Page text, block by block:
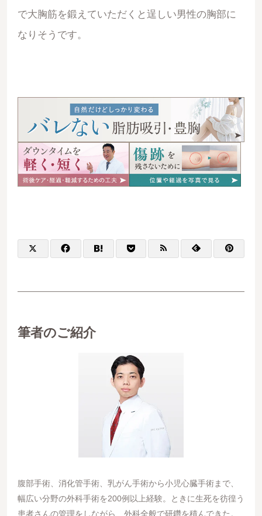
で大胸筋を鍛えていただくと逞しい男性の胸部に
なりそうです。
筆者のご紹介
腹部手術、消化管手術、乳がん手術から小児心臓手術まで、
幅広い分野の外科手術を200例以上経験。ときに生死を彷徨う
患者さんの管理をしながら、外科全般で研鑽を積んできた。